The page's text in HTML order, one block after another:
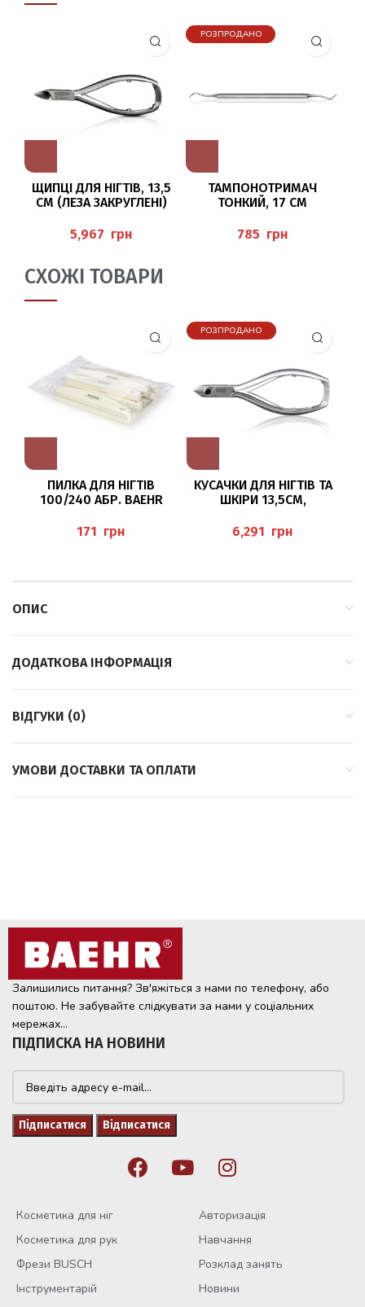
ЩИПЦІ ДЛЯ НІГТІВ, 13,5
СМ (ЛЕЗА ЗАКРУГЛЕНІ)
грн
РОЗПРОДАНО
ТАМПОНОТРИМАЧ
ТОНКИЙ, 17 СМ
грн
СХОЖІ ТОВАРИ
ПИЛКА ДЛЯ НІГТІВ
100/240 АБР. BAEHR
грн
РОЗПРОДАНО
КУСАЧКИ ДЛЯ НІГТІВ ТА
ШКІРИ 13,5СМ,
грн
ОПИС
ДОДАТКОВА ІНФОРМАЦІЯ
ВІДГУКИ (0)
УМОВИ ДОСТАВКИ ТА ОПЛАТИ
Залишились питання? Зв'яжіться з нами по телефону, або
поштою. Не забувайте слідкувати за нами у соціальних
мережах...
ПІДПИСКА НА НОВИНИ
Косметика для ніг
Косметика для рук
Фрези BUSCH
Інструментарій
Авторизація
Навчання
Розклад занять
Новини